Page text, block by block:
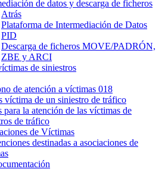
de datos y descarga de ficheros
Atrás
Plataforma de Intermediación de Datos
PID
Descarga de ficheros MOVE/PADRÓN,
ZBE y ARCI
de siniestros
de atención a víctimas 018
víctima de un siniestro de tráfico
para la atención de las víctimas de
de tráfico
de Víctimas
destinadas a asociaciones de